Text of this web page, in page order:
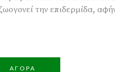
την επιδερμίδα,
ΑΓΟΡΆ